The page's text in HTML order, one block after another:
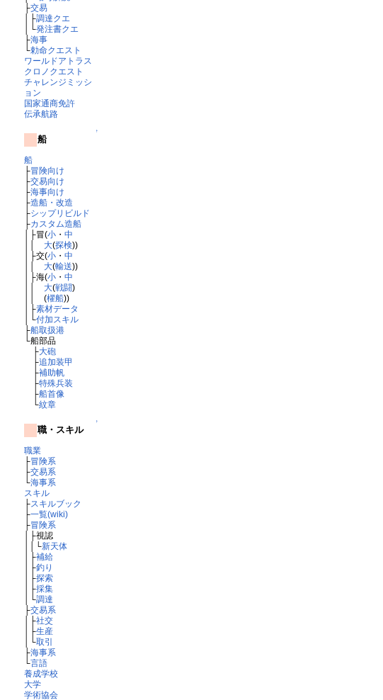
├交易
│├調達クエ
│└発注書クエ
├海事
└勅命クエスト
ワールドアトラス
クロノクエスト
チャレンジミッシ
ョン
国家通商免許
伝承航路
↑
船
船
├冒険向け
├交易向け
├海事向け
├造船・改造
├シップリビルド
├カスタム造船
│├冒(小・ 中
大(探検))
│├交(小・ 中
大(輸送))
│├海(小・ 中
大(戦闘)
││ (櫂船))
│├素材データ
│└付加スキル
├船取扱港
└船部品
├大砲
├追加装甲
├補助帆
├特殊兵装
├船首像
└紋章
↑
職・スキル
職業
├冒険系
├交易系
└海事系
スキル
├スキルブック
├一覧(wiki)
├冒険系
│├視認
││└新天体
│├補給
│├釣り
│├探索
│├採集
│└調達
├交易系
│├社交
│├生産
│└取引
├海事系
└言語
養成学校
大学
学術協会